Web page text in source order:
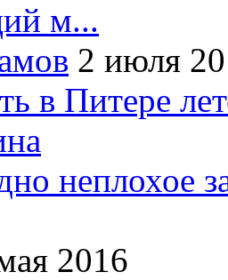
м...
2 июля
в Питере
неплохое
2016